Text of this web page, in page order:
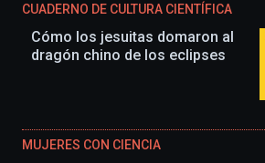
CUADERNO DE CULTURA CIENTÍFICA
Cómo los jesuitas domaron al
dragón chino de los eclipses
MUJERES CON CIENCIA